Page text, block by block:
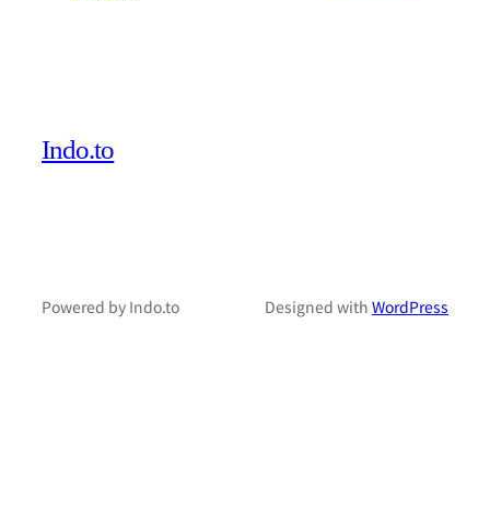
Indo.to
Powered by Indo.to Designed with WordPress